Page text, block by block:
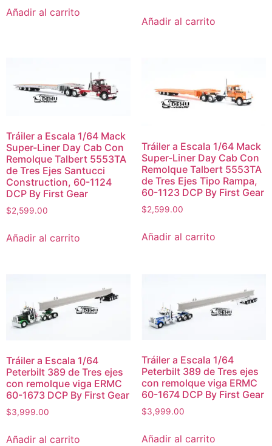
Añadir al carrito
Añadir al carrito
Tráiler a Escala 1/64 Mack
Super-Liner Day Cab Con
Remolque Talbert 5553TA
de Tres Ejes Santucci
Construction, 60-1124
DCP By First Gear
$2,599.00
Añadir al carrito
Tráiler a Escala 1/64 Mack
Super-Liner Day Cab Con
Remolque Talbert 5553TA
de Tres Ejes Tipo Rampa,
60-1123 DCP By First Gear
$2,599.00
Añadir al carrito
Tráiler a Escala 1/64
Peterbilt 389 de Tres ejes
con remolque viga ERMC
60-1673 DCP By First Gear
$3,999.00
Añadir al carrito
Tráiler a Escala 1/64
Peterbilt 389 de Tres ejes
con remolque viga ERMC
60-1674 DCP By First Gear
$3,999.00
Añadir al carrito